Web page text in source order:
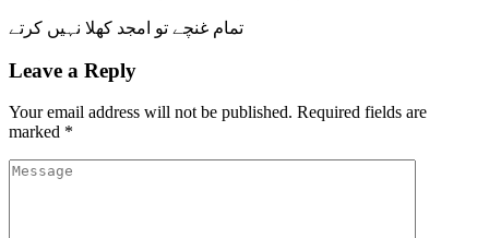
تمام غنچے تو امجد کھلا نہیں کرتے
Leave a Reply
Your email address will not be published. Required fields are
marked *